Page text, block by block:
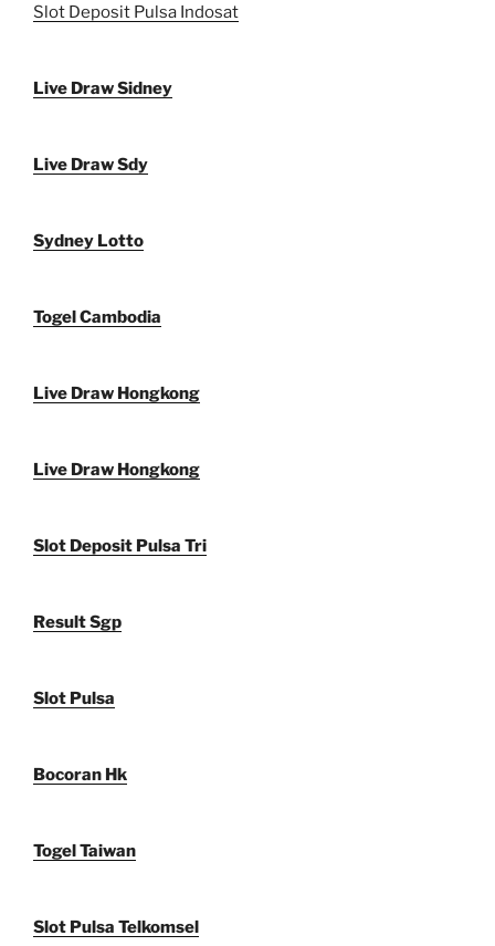
Slot Deposit Pulsa Indosat
Live Draw Sidney
Live Draw Sdy
Sydney Lotto
Togel Cambodia
Live Draw Hongkong
Live Draw Hongkong
Slot Deposit Pulsa Tri
Result Sgp
Slot Pulsa
Bocoran Hk
Togel Taiwan
Slot Pulsa Telkomsel